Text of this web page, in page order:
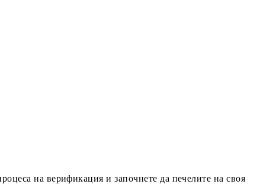
на верификация и започнете да печелите на своя